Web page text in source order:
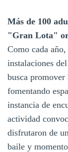
Más de 100
"Gran Lota"
Como cada
instalaciones
busca promover
fomentando
instancia de
actividad
disfrutaron de
baile y